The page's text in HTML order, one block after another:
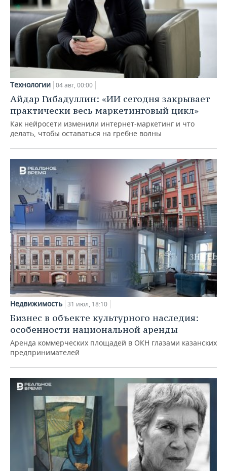
Технологии 04 авг, 00:00
Айдар Гибадуллин: «ИИ сегодня закрывает
практически весь маркетинговый цикл»
Как нейросети изменили интернет-маркетинг и что
делать, чтобы оставаться на гребне волны
Недвижимость 31 июл, 18:10
Бизнес в объекте культурного наследия:
особенности национальной аренды
Аренда коммерческих площадей в ОКН глазами казанских
предпринимателей